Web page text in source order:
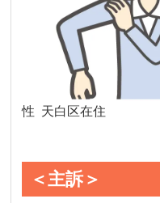
性 天白区在住
＜主訴＞